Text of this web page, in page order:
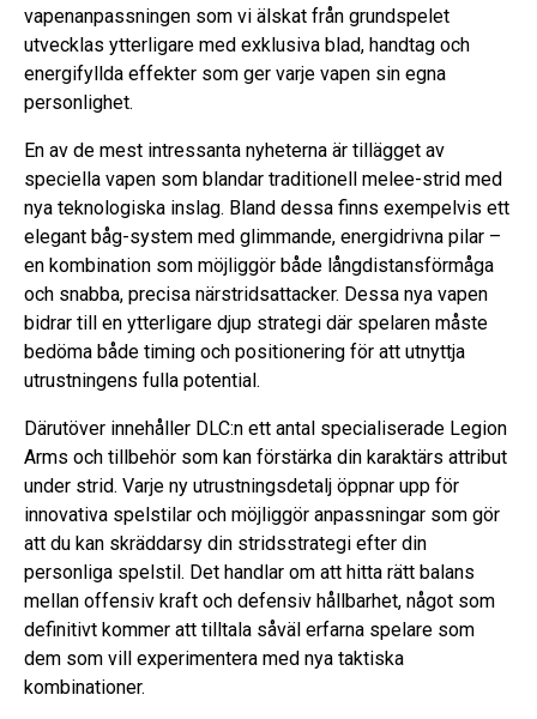
vapenanpassningen som vi älskat från grundspelet
utvecklas ytterligare med exklusiva blad, handtag och
energifyllda effekter som ger varje vapen sin egna
personlighet.
En av de mest intressanta nyheterna är tillägget av
speciella vapen som blandar traditionell melee-strid med
nya teknologiska inslag. Bland dessa finns exempelvis ett
elegant båg-system med glimmande, energidrivna pilar –
en kombination som möjliggör både långdistansförmåga
och snabba, precisa närstridsattacker. Dessa nya vapen
bidrar till en ytterligare djup strategi där spelaren måste
bedöma både timing och positionering för att utnyttja
utrustningens fulla potential.
Därutöver innehåller DLC:n ett antal specialiserade Legion
Arms och tillbehör som kan förstärka din karaktärs attribut
under strid. Varje ny utrustningsdetalj öppnar upp för
innovativa spelstilar och möjliggör anpassningar som gör
att du kan skräddarsy din stridsstrategi efter din
personliga spelstil. Det handlar om att hitta rätt balans
mellan offensiv kraft och defensiv hållbarhet, något som
definitivt kommer att tilltala såväl erfarna spelare som
dem som vill experimentera med nya taktiska
kombinationer.